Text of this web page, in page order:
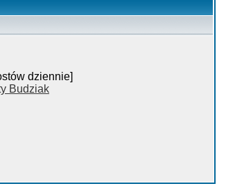
dziennie]
Budziak